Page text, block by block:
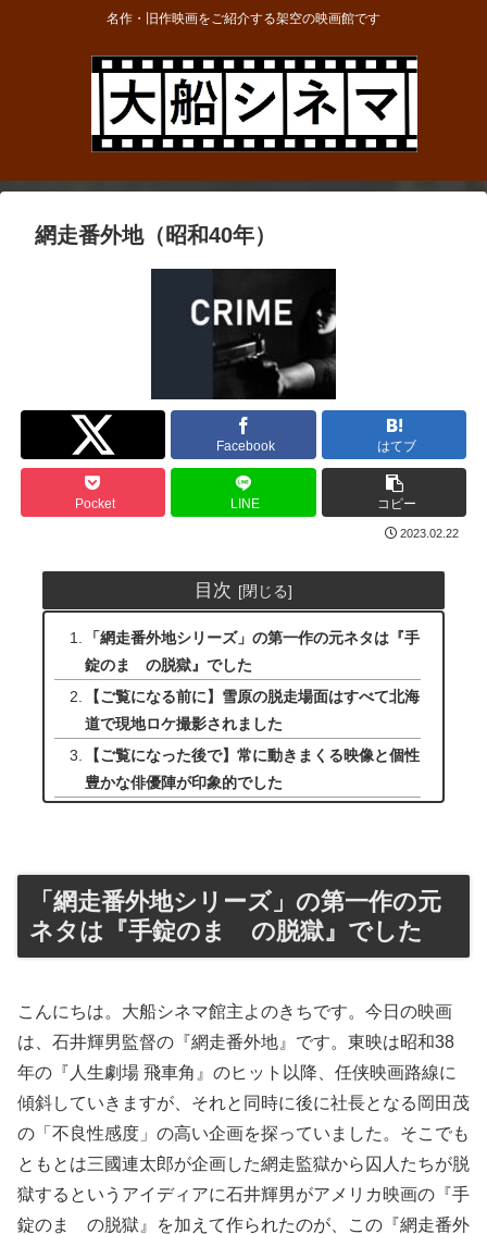
名作・旧作映画をご紹介する架空の映画館です
網走番外地（昭和40年）
Twitter
Facebook はてブ
Pocket LINE コピー
2023.02.22
目次
「網走番外地シリーズ」の第一作の元ネタは『手
錠のまゝの脱獄』でした
【ご覧になる前に】雪原の脱走場面はすべて北海
道で現地ロケ撮影されました
【ご覧になった後で】常に動きまくる映像と個性
豊かな俳優陣が印象的でした
「網走番外地シリーズ」の第一作の元
ネタは『手錠のまゝの脱獄』でした
こんにちは。大船シネマ館主よのきちです。今日の映画
は、石井輝男監督の『網走番外地』です。東映は昭和38
年の『人生劇場 飛車角』のヒット以降、任侠映画路線に
傾斜していきますが、それと同時に後に社長となる岡田茂
の「不良性感度」の高い企画を探っていました。そこでも
ともとは三國連太郎が企画した網走監獄から囚人たちが脱
獄するというアイディアに石井輝男がアメリカ映画の『手
錠のまゝの脱獄』を加えて作られたのが、この『網走番外